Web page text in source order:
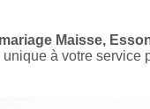
Maisse,
unique à votre service